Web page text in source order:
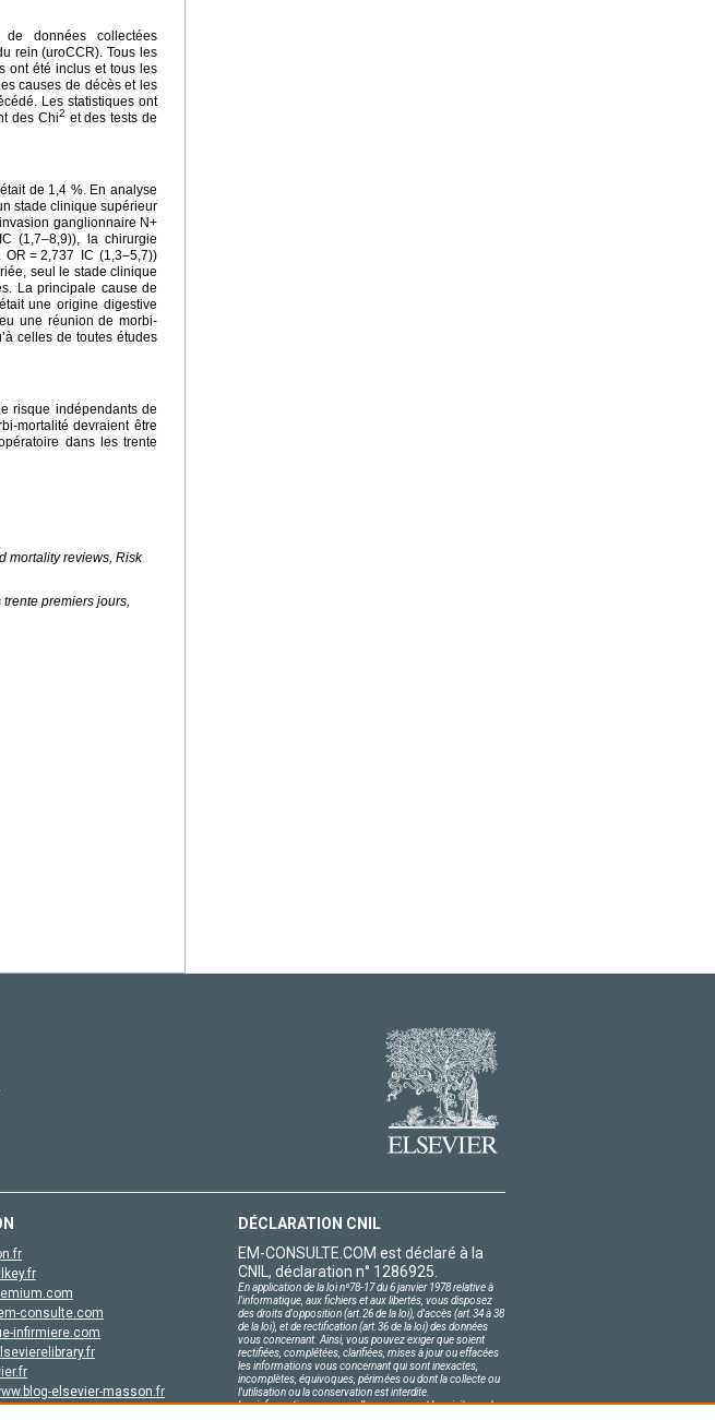
données collectées
rein (uroCCR). Tous les
ont été inclus et tous les
causes de décès et les
Les statistiques ont
des Chi2 et des tests de
de 1,4 %. En analyse
stade clinique supérieur
ganglionnaire N+
(1,7–8,9)), la chirurgie
OR = 2,737 IC (1,3–5,7))
seul le stade clinique
La principale cause de
une origine digestive
une réunion de morbi-
celles de toutes études
risque indépendants de
mortalité devraient être
dans les trente
mortality reviews, Risk
premiers jours,
consulte.com
infirmiere.com
elsevier-masson.fr
DÉCLARATION CNIL
EM-CONSULTE.COM est déclaré à la
CNIL, déclaration n° 1286925.
En application de la loi nº78-17 du 6 janvier 1978 relative à
l'informatique, aux fichiers et aux libertés, vous disposez
des droits d'opposition (art.26 de la loi), d'accès (art.34 à 38
de la loi), et de rectification (art.36 de la loi) des données
vous concernant. Ainsi, vous pouvez exiger que soient
rectifiées, complétées, clarifiées, mises à jour ou effacées
les informations vous concernant qui sont inexactes,
incomplètes, équivoques, périmées ou dont la collecte ou
l'utilisation ou la conservation est interdite.
Les informations personnelles concernant les visiteurs de